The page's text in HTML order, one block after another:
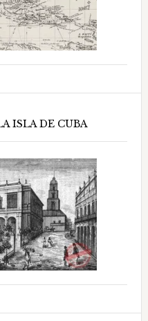
ISLA DE CUBA